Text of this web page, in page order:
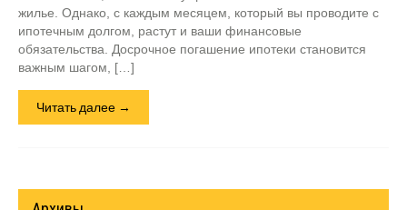
жилье. Однако, с каждым месяцем, который вы проводите с
ипотечным долгом, растут и ваши финансовые
обязательства. Досрочное погашение ипотеки становится
важным шагом, […]
Читать далее →